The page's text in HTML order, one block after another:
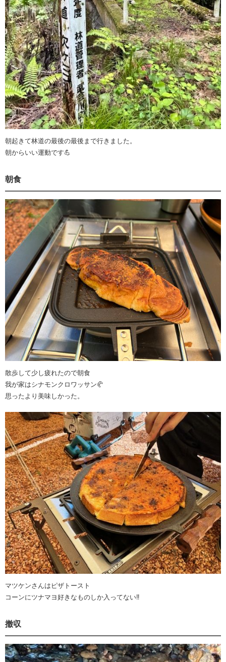
朝起きて林道の最後の最後まで行きました。
朝からいい運動です💪
朝食
散歩して少し疲れたので朝食
我が家はシナモンクロワッサン🥐
思ったより美味しかった。
マツケンさんはピザトースト
コーンにツナマヨ好きなものしか入ってない‼️
撤収